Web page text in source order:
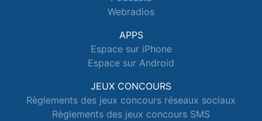
Webradios
APPS
Espace sur iPhone
Espace sur Android
JEUX CONCOURS
Règlements des jeux concours réseaux sociaux
Règlements des jeux concours SMS